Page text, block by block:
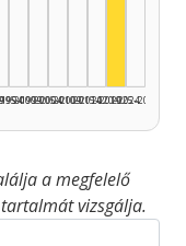
2000–2004
2005–2009
2010–2014
2015–2019
2020–2024
2025–2026
a megfelelő
vizsgálja.